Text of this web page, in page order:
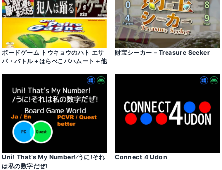
ボードゲーム トウキョウのハト エサ
バ・バトル＋はらぺこバハムート＋他
財宝シーカー – Treasure Seeker
Uniǃ That’s My Numberǃ⁄うにǃそれ
は私の数字だぜǃ
Connect 4 Udon